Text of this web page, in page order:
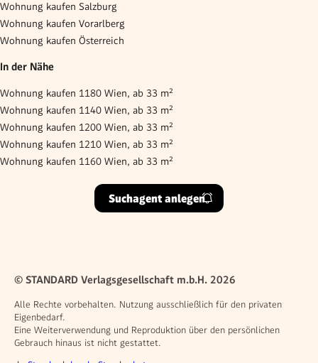
Wohnung kaufen Salzburg
Wohnung kaufen Vorarlberg
Wohnung kaufen Österreich
In der Nähe
Wohnung kaufen 1180 Wien, ab 33 m²
Wohnung kaufen 1140 Wien, ab 33 m²
Wohnung kaufen 1200 Wien, ab 33 m²
Wohnung kaufen 1210 Wien, ab 33 m²
Wohnung kaufen 1160 Wien, ab 33 m²
Suchagent anlegen
© STANDARD Verlagsgesellschaft m.b.H. 2026
Alle Rechte vorbehalten. Nutzung ausschließlich für den privaten
Eigenbedarf.
Eine Weiterverwendung und Reproduktion über den persönlichen
Gebrauch hinaus ist nicht gestattet.